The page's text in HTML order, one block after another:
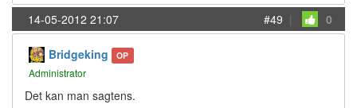
14-05-2012 21:07 #49 | 0
Bridgeking OP
Administrator
Det kan man sagtens.